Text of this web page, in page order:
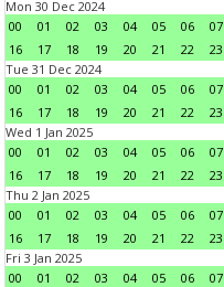
Mon 30 Dec 2024
00
01 02 03 04 05 06 07
16
17 18 19 20 21 22
23
Tue 31 Dec 2024
00
01 02 03 04 05 06 07
16
17 18 19 20 21 22
23
Wed 1 Jan 2025
00
01 02 03 04 05 06 07
16
17 18 19 20 21 22
23
Thu 2 Jan 2025
00
01 02 03 04 05 06 07
16
17 18 19 20 21 22
23
Fri 3 Jan 2025
00
01 02 03 04 05 06 07